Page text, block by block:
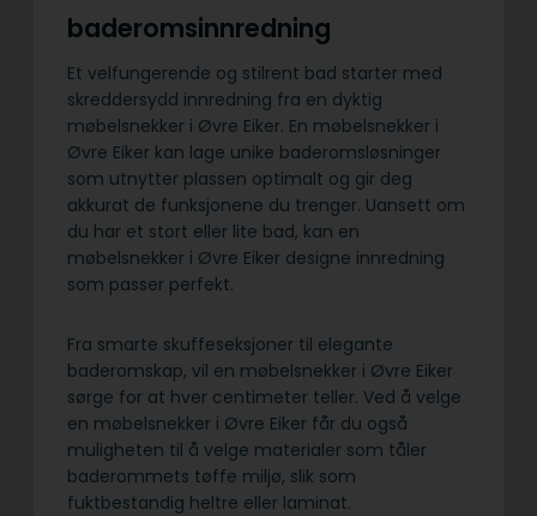
baderomsinnredning
Et velfungerende og stilrent bad starter med
skreddersydd innredning fra en dyktig
møbelsnekker i Øvre Eiker. En møbelsnekker i
Øvre Eiker kan lage unike baderomsløsninger
som utnytter plassen optimalt og gir deg
akkurat de funksjonene du trenger. Uansett om
du har et stort eller lite bad, kan en
møbelsnekker i Øvre Eiker designe innredning
som passer perfekt.
Fra smarte skuffeseksjoner til elegante
baderomskap, vil en møbelsnekker i Øvre Eiker
sørge for at hver centimeter teller. Ved å velge
en møbelsnekker i Øvre Eiker får du også
muligheten til å velge materialer som tåler
baderommets tøffe miljø, slik som
fuktbestandig heltre eller laminat.